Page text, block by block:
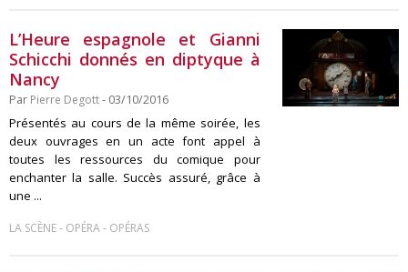
L’Heure espagnole et Gianni
Schicchi donnés en diptyque à
Nancy
Par Pierre Degott- 03/10/2016
Présentés au cours de la même soirée, les
deux ouvrages en un acte font appel à
toutes les ressources du comique pour
enchanter la salle. Succès assuré, grâce à
une ...
LA SCÈNE- OPÉRA- OPÉRAS